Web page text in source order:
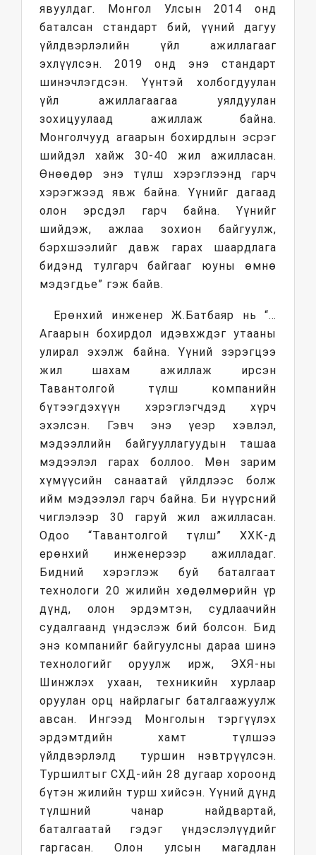
явуулдаг. Монгол Улсын 2014 онд
баталсан стандарт бий, үүний дагуу
үйлдвэрлэлийн үйл ажиллагааг
эхлүүлсэн. 2019 онд энэ стандарт
шинэчлэгдсэн. Үүнтэй холбогдуулан
үйл ажиллагаагаа уялдуулан
зохицуулаад ажиллаж байна.
Монголчууд агаарын бохирдлын эсрэг
шийдэл хайж 30-40 жил ажилласан.
Өнөөдөр энэ түлш хэрэглээнд гарч
хэрэгжээд явж байна. Үүнийг дагаад
олон эрсдэл гарч байна. Үүнийг
шийдэж, ажлаа зохион байгуулж,
бэрхшээлийг давж гарах шаардлага
бидэнд тулгарч байгааг юуны өмнө
мэдэгдье” гэж байв.
Ерөнхий инженер Ж.Батбаяр нь “…
Агаарын бохирдол идэвхждэг утааны
улирал эхэлж байна. Үүний зэрэгцээ
жил шахам ажиллаж ирсэн
Тавантолгой түлш компанийн
бүтээгдэхүүн хэрэглэгчдэд хүрч
эхэлсэн. Гэвч энэ үеэр хэвлэл,
мэдээллийн байгууллагуудын ташаа
мэдээлэл гарах боллоо. Мөн зарим
хүмүүсийн санаатай үйлдлээс болж
ийм мэдээлэл гарч байна. Би нүүрсний
чиглэлээр 30 гаруй жил ажилласан.
Одоо “Тавантолгой түлш” ХХК-д
ерөнхий инженерээр ажилладаг.
Бидний хэрэглэж буй баталгаат
технологи 20 жилийн хөдөлмөрийн үр
дүнд, олон эрдэмтэн, судлаачийн
судалгаанд үндэслэж бий болсон. Бид
энэ компанийг байгуулсны дараа шинэ
технологийг оруулж ирж, ЭХЯ-ны
Шинжлэх ухаан, техникийн хурлаар
оруулан орц найрлагыг баталгаажуулж
авсан. Ингээд Монголын тэргүүлэх
эрдэмтдийн хамт түлшээ
үйлдвэрлэлд туршин нэвтрүүлсэн.
Туршилтыг СХД-ийн 28 дугаар хороонд
бүтэн жилийн турш хийсэн. Үүний дүнд
түлшний чанар найдвартай,
баталгаатай гэдэг үндэслэлүүдийг
гаргасан. Олон улсын магадлан